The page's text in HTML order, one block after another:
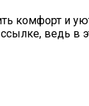
комфорт и
, ведь в